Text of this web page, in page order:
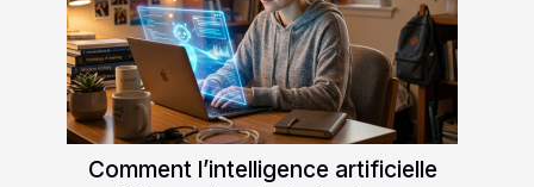
Comment l’intelligence artificielle